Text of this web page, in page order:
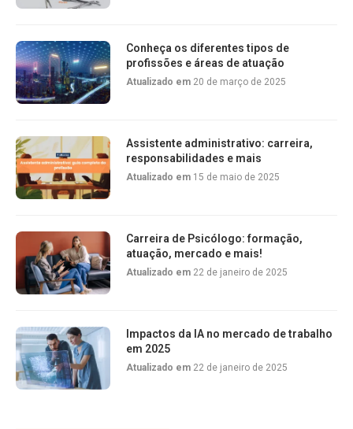
Conheça os diferentes tipos de
profissões e áreas de atuação
Atualizado em 20 de março de 2025
Assistente administrativo: carreira,
responsabilidades e mais
Atualizado em 15 de maio de 2025
Carreira de Psicólogo: formação,
atuação, mercado e mais!
Atualizado em 22 de janeiro de 2025
Impactos da IA no mercado de trabalho
em 2025
Atualizado em 22 de janeiro de 2025